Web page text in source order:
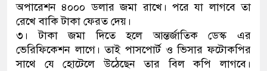
অপারেশন ৪০০০ ডলার জমা রাখে। পরে যা লাগবে তা
রেখে বাকি টাকা ফেরত দেয়।
৩। টাকা জমা দিতে হলে আন্তর্জাতিক ডেস্ক এর
ভেরিফিকেশন লাগে। তাই পাসপোর্ট ও ভিসার ফটোকপির
সাথে যে হোটেলে উঠেছেন তার বিল কপি লাগবে।